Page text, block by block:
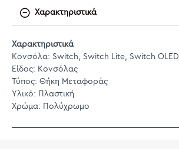
Χαρακτηριστικά
Χαρακτηριστικά
Κονσόλα: Switch, Switch Lite, Switch OLED
Είδος: Κονσόλας
Τύπος: Θήκη Μεταφοράς
Υλικό: Πλαστική
Χρώμα: Πολύχρωμο